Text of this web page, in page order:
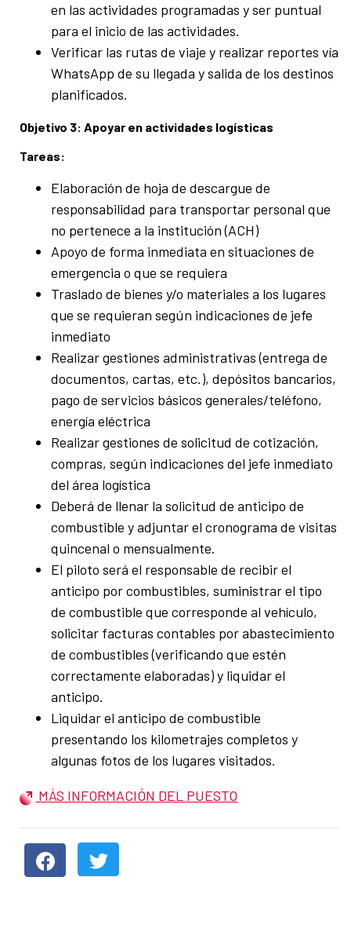
en las actividades programadas y ser puntual
para el inicio de las actividades.
Verificar las rutas de viaje y realizar reportes vía
WhatsApp de su llegada y salida de los destinos
planificados.
Objetivo 3: Apoyar en actividades logísticas
Tareas:
Elaboración de hoja de descargue de
responsabilidad para transportar personal que
no pertenece a la institución (ACH)
Apoyo de forma inmediata en situaciones de
emergencia o que se requiera
Traslado de bienes y/o materiales a los lugares
que se requieran según indicaciones de jefe
inmediato
Realizar gestiones administrativas (entrega de
documentos, cartas, etc.), depósitos bancarios,
pago de servicios básicos generales/teléfono,
energía eléctrica
Realizar gestiones de solicitud de cotización,
compras, según indicaciones del jefe inmediato
del área logística
Deberá de llenar la solicitud de anticipo de
combustible y adjuntar el cronograma de visitas
quincenal o mensualmente.
El piloto será el responsable de recibir el
anticipo por combustibles, suministrar el tipo
de combustible que corresponde al vehículo,
solicitar facturas contables por abastecimiento
de combustibles (verificando que estén
correctamente elaboradas) y liquidar el
anticipo.
Liquidar el anticipo de combustible
presentando los kilometrajes completos y
algunas fotos de los lugares visitados.
MÁS INFORMACIÓN DEL PUESTO